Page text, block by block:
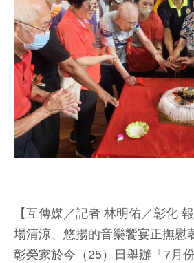
【互傳媒／記者 林明佑／彰化
場清涼、悠揚的音樂饗宴正撫慰
彰榮家於今（25）日舉辦「7月